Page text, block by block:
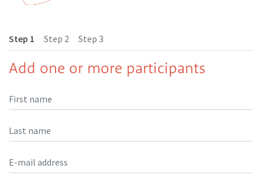
Step 1 Step 2 Step 3
Add one or more participants